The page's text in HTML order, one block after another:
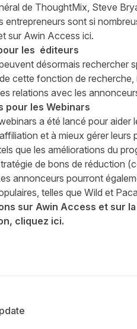
de ThoughtMix, Steve
entrepreneurs sont si
sur Awin Access ici.
les éditeurs
désormais rechercher
cette fonction de
relations avec les
pour les Webinars
a été lancé pour aider
et à mieux gérer
que les améliorations du
de bons de réduction
annonceurs pourront
telles que Wild et
sur Awin Access et sur
cliquez ici.